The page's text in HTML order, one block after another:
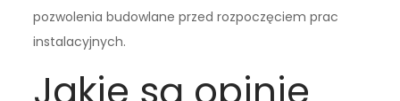
pozwolenia budowlane przed rozpoczęciem prac
instalacyjnych.